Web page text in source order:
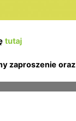
tutaj
zaproszenie